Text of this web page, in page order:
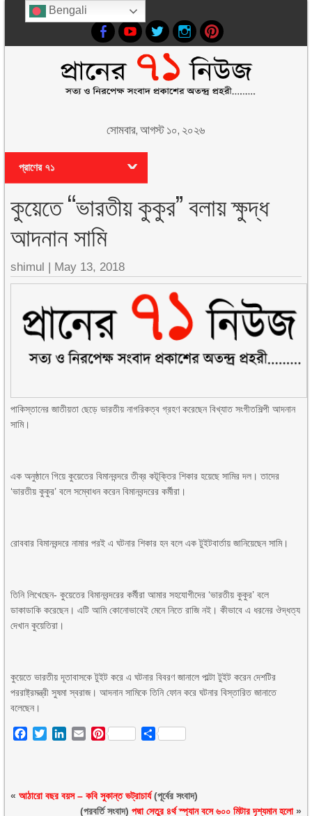
সোমবার, আগস্ট ১০, ২০২৬
প্রাণের ৭১
কুয়েতে “ভারতীয় কুকুর” বলায় ক্ষুদ্ধ
আদনান সামি
shimul | May 13, 2018
পাকিস্তানের জাতীয়তা ছেড়ে ভারতীয় নাগরিকত্ব গ্রহণ করেছেন বিখ্যাত সংগীতশিল্পী আদনান
সামি।
এক অনুষ্ঠানে গিয়ে কুয়েতের বিমানবন্দরে তীব্র কটূক্তির শিকার হয়েছে সামির দল। তাদের
‘ভারতীয় কুকুর’ বলে সম্বোধন করেন বিমানবন্দরের কর্মীরা।
রোববার বিমানবন্দরে নামার পরই এ ঘটনার শিকার হন বলে এক টুইটবার্তায় জানিয়েছেন সামি।
তিনি লিখেছেন- কুয়েতের বিমানবন্দরের কর্মীরা আমার সহযোগীদের ‘ভারতীয় কুকুর’ বলে
ডাকাডাকি করেছেন। এটি আমি কোনোভাবেই মেনে নিতে রাজি নই। কীভাবে এ ধরনের ঔদ্ধত্য
দেখান কুয়েতিরা।
কুয়েতে ভারতীয় দূতাবাসকে টুইট করে এ ঘটনার বিবরণ জানালে পাল্টা টুইট করেন দেশটির
পররাষ্ট্রমন্ত্রী সুষমা স্বরাজ। আদনান সামিকে তিনি ফোন করে ঘটনার বিস্তারিত জানাতে
বলেছেন।
Facebook
TwitterLinkedIn
EmailPinterest Share
«আঠারো বছর বয়স – কবি সুকান্ত ভট্রাচার্য(পূর্বের সংবাদ)
(পরবর্তি সংবাদ) পদ্মা সেতুর ৪র্থ স্প্যান বসে ৬০০ মিটার দৃশ্যমান হলো»
Bengali